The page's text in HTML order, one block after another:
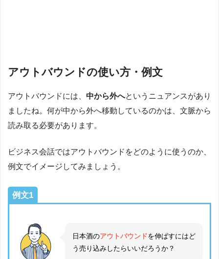
アウトバウンドの使い方・例文
アウトバウンドには、 中から外へというニュアンスがあり
ましたね。何が中から外へ移動しているのかは、文脈から
読み取る必要があります。
ビジネス会話ではアウトバウンドをどのように使うのか、
例文でイメージしてみましょう。
例文1
日本酒のアウトバウンドを伸ばすにはど
う売り込みしたらいいだろうか？